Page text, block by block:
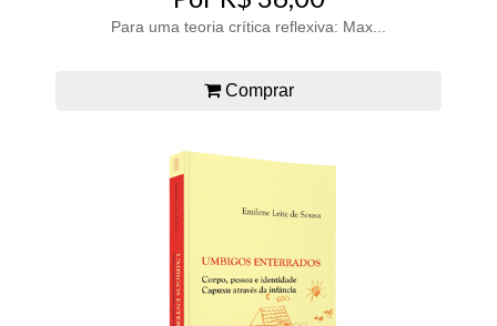
Para uma teoria crítica reflexiva: Max...
Comprar